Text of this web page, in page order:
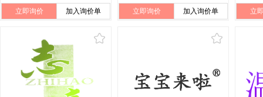
立即询价
加入询价单
立即询价
加入询价单 立